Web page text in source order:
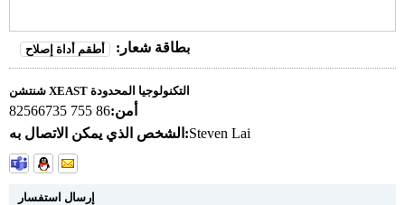
بطاقة شعار: أطقم أداة إصلاح
شنتشن XEAST التكنولوجيا المحدودة
أمن:86 755 82566735
الشخص الذي يمكن الاتصال به:Steven Lai
إرسال استفسار